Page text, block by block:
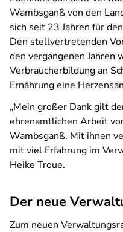
Wambsganß von den
sich seit 23 Jahren für
Den stellvertretenden
den vergangenen Jahren
Verbraucherbildung an
Ernährung eine
„Mein großer Dank gilt
ehrenamtlichen Arbeit
Wambsganß. Mit ihnen
mit viel Erfahrung im
Heike Troue.
Der neue
Zum neuen